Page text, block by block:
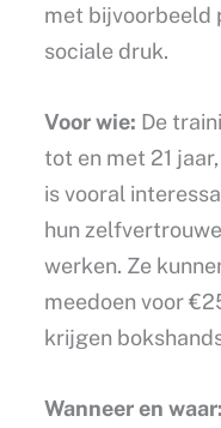
met bijvoorbeeld
sociale druk.
Voor wie: De
tot en met 21
is vooral
hun
werken. Ze
meedoen voor
krijgen
Wanneer en waar: